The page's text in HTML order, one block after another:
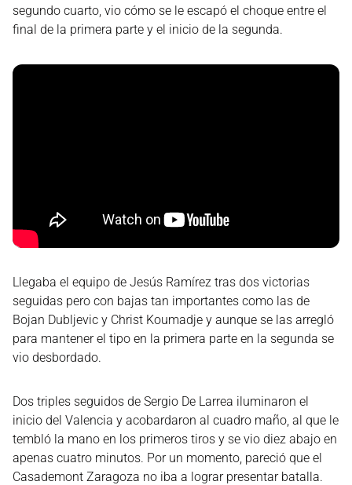
segundo cuarto, vio cómo se le escapó el choque entre el
final de la primera parte y el inicio de la segunda.
Llegaba el equipo de Jesús Ramírez tras dos victorias
seguidas pero con bajas tan importantes como las de
Bojan Dubljevic y Christ Koumadje y aunque se las arregló
para mantener el tipo en la primera parte en la segunda se
vio desbordado.
Dos triples seguidos de Sergio De Larrea iluminaron el
inicio del Valencia y acobardaron al cuadro maño, al que le
tembló la mano en los primeros tiros y se vio diez abajo en
apenas cuatro minutos. Por un momento, pareció que el
Casademont Zaragoza no iba a lograr presentar batalla.